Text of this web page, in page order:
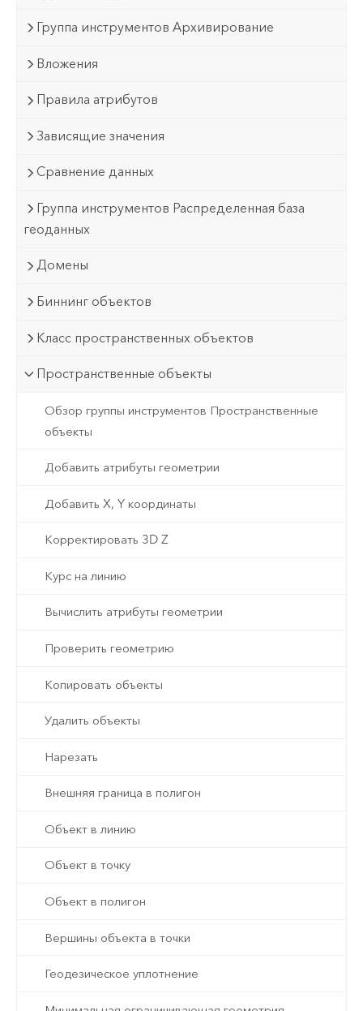
Группа инструментов Архивирование
Вложения
Правила атрибутов
Зависящие значения
Сравнение данных
Группа инструментов Распределенная база
геоданных
Домены
Биннинг объектов
Класс пространственных объектов
Пространственные объекты
Обзор группы инструментов Пространственные
объекты
Добавить атрибуты геометрии
Добавить X, Y координаты
Корректировать 3D Z
Курс на линию
Вычислить атрибуты геометрии
Проверить геометрию
Копировать объекты
Удалить объекты
Нарезать
Внешняя граница в полигон
Объект в линию
Объект в точку
Объект в полигон
Вершины объекта в точки
Геодезическое уплотнение